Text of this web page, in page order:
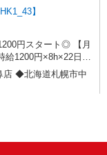
】
円スタート◎ 【月
給1200円×8h×22日＋
服貸与/携帯電話割
児休暇など充実★
店 ◆北海道札幌市中